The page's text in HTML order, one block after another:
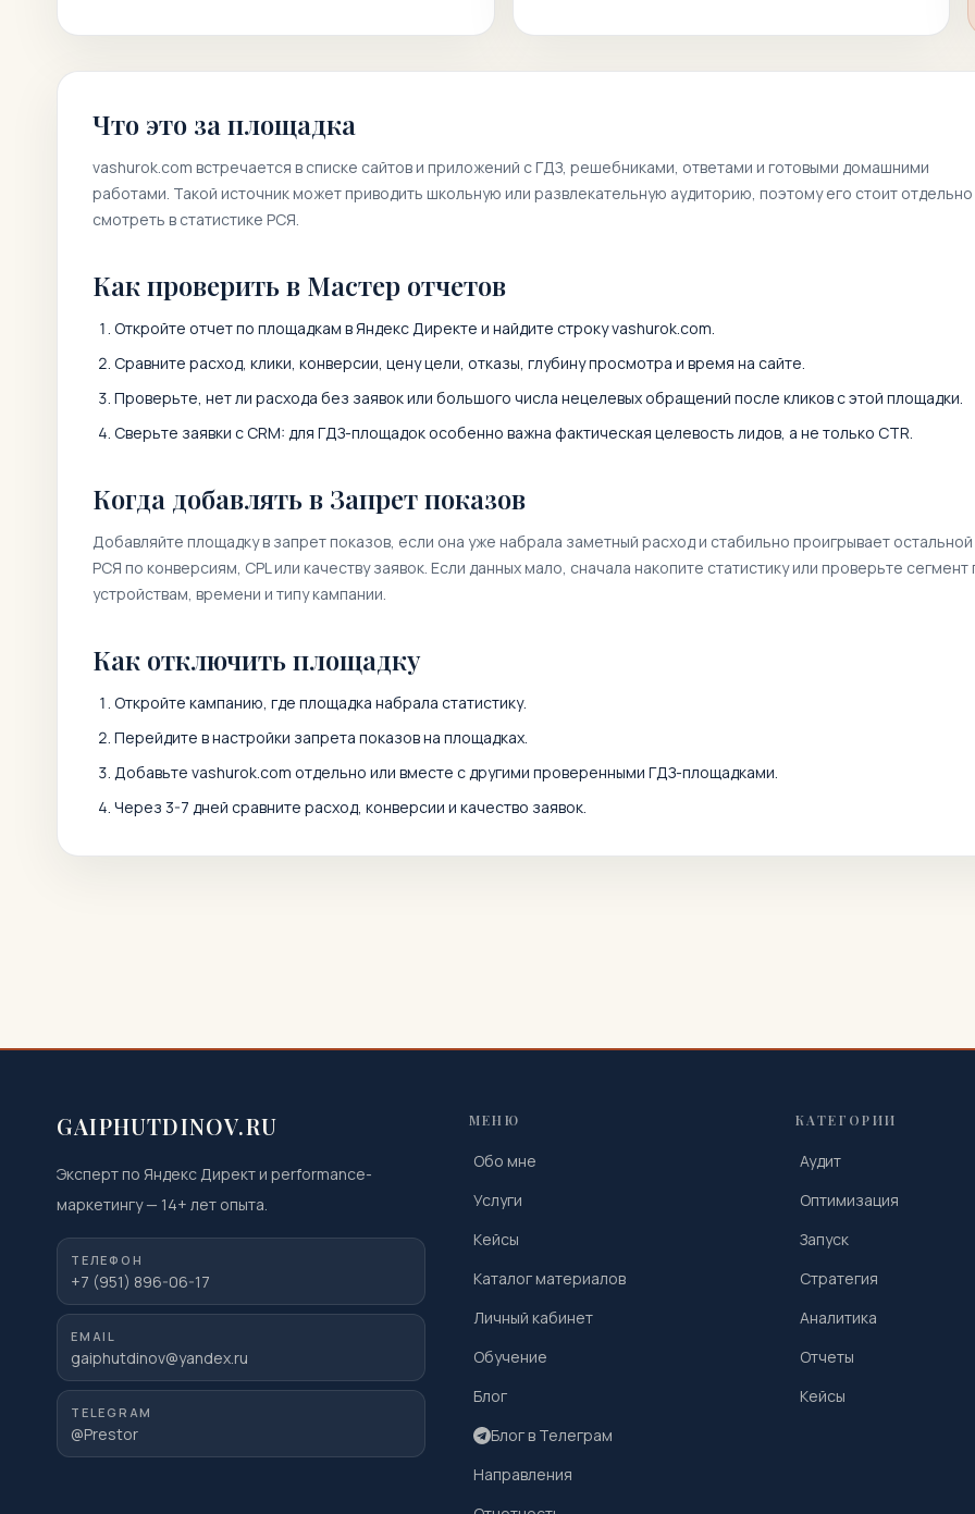
Что это за площадка
vashurok.com встречается в списке сайтов и приложений с ГДЗ, решебниками, ответами и готовыми домашними
работами. Такой источник может приводить школьную или развлекательную аудиторию, поэтому его стоит отдельно
смотреть в статистике РСЯ.
Как проверить в Мастер отчетов
Откройте отчет по площадкам в Яндекс Директе и найдите строкуvashurok.com.
Сравните расход, клики, конверсии, цену цели, отказы, глубину просмотра и время на сайте.
Проверьте, нет ли расхода без заявок или большого числа нецелевых обращений после кликов с этой площадки.
Сверьте заявки с CRM: для ГДЗ-площадок особенно важна фактическая целевость лидов, а не только CTR.
Когда добавлять в Запрет показов
Добавляйте площадку в запрет показов, если она уже набрала заметный расход и стабильно проигрывает остальной
РСЯ по конверсиям, CPL или качеству заявок. Если данных мало, сначала накопите статистику или проверьте сегмент
устройствам, времени и типу кампании.
Как отключить площадку
Откройте кампанию, где площадка набрала статистику.
Перейдите в настройки запрета показов на площадках.
Добавьте vashurok.com отдельно или вместе с другими проверенными ГДЗ-площадками.
Через 3-7 дней сравните расход, конверсии и качество заявок.
GAIPHUTDINOV.RU
Эксперт по Яндекс Директ и performance-
маркетингу— 14+ лет опыта.
ТЕЛЕФОН
+7 (951) 896-06-17
EMAIL
gaiphutdinov@yandex.ru
TELEGRAM
@Prestor
МЕНЮ
Обо мне
Услуги
Кейсы
Каталог материалов
Личный кабинет
Обучение
Блог
Блог в Телеграм
Направления
КАТЕГОРИИ
Аудит
Оптимизация
Запуск
Стратегия
Аналитика
Отчеты
Кейсы